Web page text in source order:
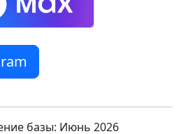
[5]
[3]
[1]
[1]
[5]
базы: Июнь 2026